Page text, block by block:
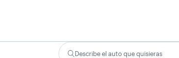
Describe el auto que quisieras